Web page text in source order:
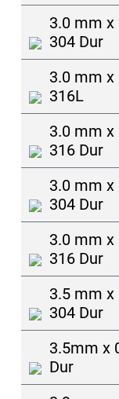
3.0 mm x
304 Dur
3.0 mm x
316L
3.0 mm x
316 Dur
3.0 mm x
304 Dur
3.0 mm x
316 Dur
3.5 mm x
304 Dur
3.5mm x
Dur